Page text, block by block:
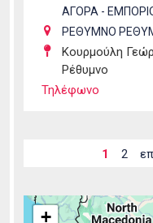
ΑΓΟΡΑ -
ΡΕΘΥΜΝΟ
Κουρμούλη
Ρέθυμνο
Τηλέφωνο
1 2
+